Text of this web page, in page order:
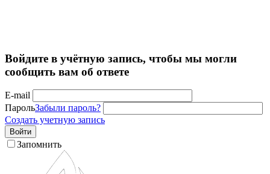
Войдите в учётную запись, чтобы мы могли
сообщить вам об ответе
E-mail
ПарольЗабыли пароль?
Создать учетную запись
Войти
Запомнить